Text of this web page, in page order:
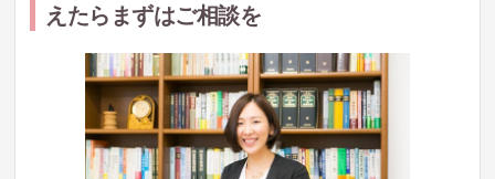
えたらまずはご相談を